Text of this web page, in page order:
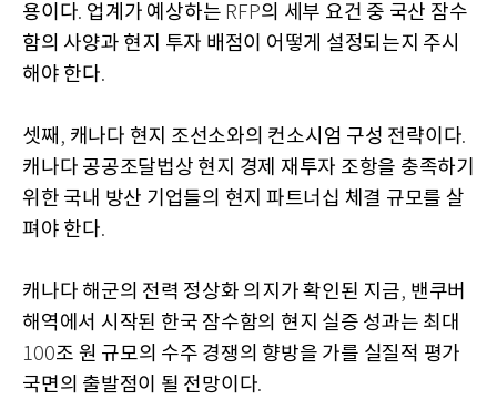
용이다. 업계가 예상하는 RFP의 세부 요건 중 국산 잠수
함의 사양과 현지 투자 배점이 어떻게 설정되는지 주시
해야 한다.
셋째 , 캐나다 현지 조선소와의 컨소시엄 구성 전략이다.
캐나다 공공조달법상 현지 경제 재투자 조항을 충족하기
위한 국내 방산 기업들의 현지 파트너십 체결 규모를 살
펴야 한다.
캐나다 해군의 전력 정상화 의지가 확인된 지금, 밴쿠버
해역에서 시작된 한국 잠수함의 현지 실증 성과는 최대
100조 원 규모의 수주 경쟁의 향방을 가를 실질적 평가
국면의 출발점이 될 전망이다.